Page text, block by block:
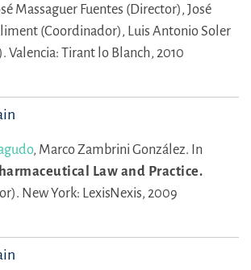
Massaguer Fuentes (Director), José
(Coordinador), Luis Antonio Soler
Valencia: Tirant lo Blanch, 2010
, Marco Zambrini González. In
Law and Practice.
New York: LexisNexis, 2009